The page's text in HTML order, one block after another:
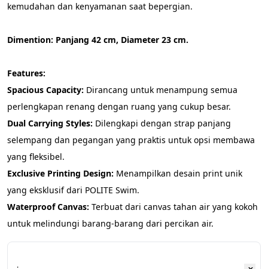
kemudahan dan kenyamanan saat bepergian.
Dimention: Panjang 42 cm, Diameter 23 cm.
Features:
Spacious Capacity: Dirancang untuk menampung semua
perlengkapan renang dengan ruang yang cukup besar.
Dual Carrying Styles: Dilengkapi dengan strap panjang
selempang dan pegangan yang praktis untuk opsi membawa
yang fleksibel.
Exclusive Printing Design: Menampilkan desain print unik
yang eksklusif dari POLITE Swim.
Waterproof Canvas: Terbuat dari canvas tahan air yang kokoh
untuk melindungi barang-barang dari percikan air.